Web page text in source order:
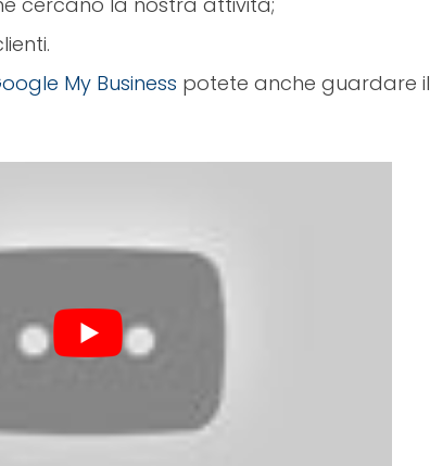
My Business potete anche guardare il